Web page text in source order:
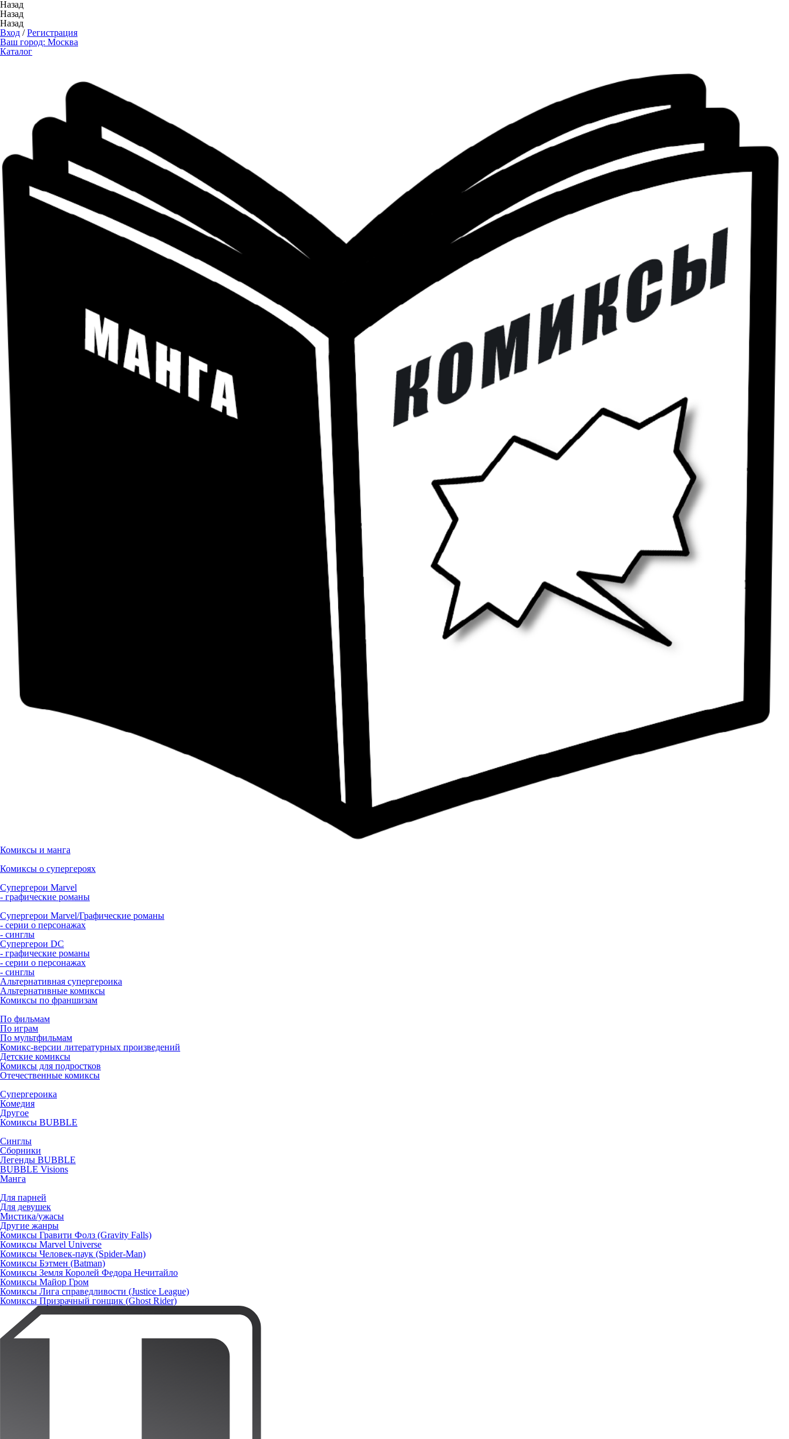
Назад
Назад
Назад
Вход /Регистрация
Ваш город: Москва
Каталог
Комиксы и манга
Комиксы о супергероях
Супергерои Marvel
- графические романы
Супергерои Marvel/Графические романы
- серии о персонажах
- синглы
Супергерои DC
- графические романы
- серии о персонажах
- синглы
Альтернативная супергероика
Альтернативные комиксы
Комиксы по франшизам
По фильмам
По играм
По мультфильмам
Комикс-версии литературных произведений
Детские комиксы
Комиксы для подростков
Отечественные комиксы
Супергероика
Комедия
Другое
Комиксы BUBBLE
Синглы
Сборники
Легенды BUBBLE
BUBBLE Visions
Манга
Для парней
Для девушек
Мистика/ужасы
Другие жанры
Комиксы Гравити Фолз (Gravity Falls)
Комиксы Marvel Universe
Комиксы Человек-паук (Spider-Man)
Комиксы Бэтмен (Batman)
Комиксы Земля Королей Федора Нечитайло
Комиксы Майор Гром
Комиксы Лига справедливости (Justice League)
Комиксы Призрачный гонщик (Ghost Rider)